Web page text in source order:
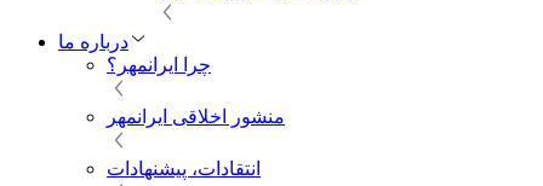
درباره ما
چرا ایرانمهر؟
منشور اخلاقی ایرانمهر
انتقادات، پیشنهادات